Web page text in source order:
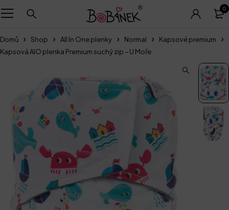
0
Domů Shop All In One plenky Normal
Kapsové premium
Kapsová AIO plenka Premium suchý zip – U Moře